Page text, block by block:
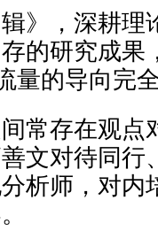
》，深耕理
的研究成果
量的导向完
常存在观点
文对待同行
析师，对内